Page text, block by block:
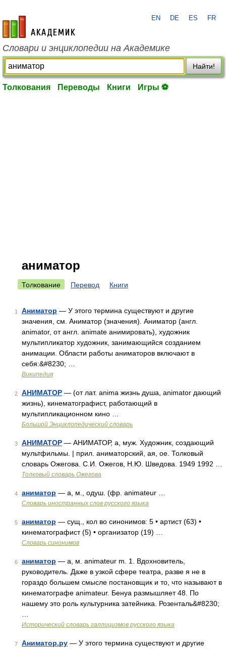
academic.ru
EN DE ES FR
Словари и энциклопедии на Академике
Найти!
Толкования Переводы Книги Игры ⚽
аниматор
Толкование Перевод Книги
1 Аниматор — У этого термина существуют и другие
значения, см. Аниматор (значения). Аниматор (англ.
animator, от англ. animate анимировать), художник
мультипликатор художник, занимающийся созданием
анимации. Области работы аниматоров включают в
себя:&#8230; …
Википедия
2 АНИМАТОР — (от лат. anima жизнь душа, animator дающий
жизнь), кинематографист, работающий в
мультипликационном кино …
Большой Энциклопедический словарь
3 АНИМАТОР — АНИМАТОР, а, муж. Художник, создающий
мультфильмы. | прил. аниматорский, ая, ое. Толковый
словарь Ожегова. С.И. Ожегов, Н.Ю. Шведова. 1949 1992 …
Толковый словарь Ожегова
4 аниматор — а, м., одуш. (фр. animateur …
Словарь иностранных слов русского языка
5 аниматор — сущ., кол во синонимов: 5 • артист (63) •
кинематографист (5) • организатор (19) …
Словарь синонимов
6 аниматор — а, м. animateur m. 1. Вдохновитель,
руководитель. Даже в узкой сфере театра, разве я не в
гораздо большем смысле постановщик и то, что называют в
кинематографе animateur. Бенуа размышляет 48. По
нашему это роль культурника затейника. Розенталь&#8230;
Исторический словарь галлицизмов русского языка
7 Аниматор.ру — У этого термина существуют и другие